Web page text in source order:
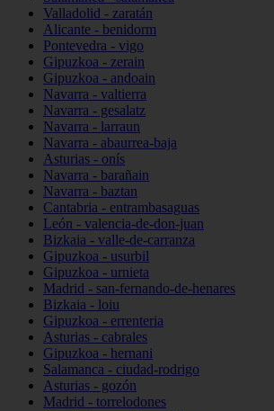
Valladolid - zaratán
Alicante - benidorm
Pontevedra - vigo
Gipuzkoa - zerain
Gipuzkoa - andoain
Navarra - valtierra
Navarra - gesalatz
Navarra - larraun
Navarra - abaurrea-baja
Asturias - onís
Navarra - barañain
Navarra - baztan
Cantabria - entrambasaguas
León - valencia-de-don-juan
Bizkaia - valle-de-carranza
Gipuzkoa - usurbil
Gipuzkoa - urnieta
Madrid - san-fernando-de-henares
Bizkaia - loiu
Gipuzkoa - errenteria
Asturias - cabrales
Gipuzkoa - hernani
Salamanca - ciudad-rodrigo
Asturias - gozón
Madrid - torrelodones